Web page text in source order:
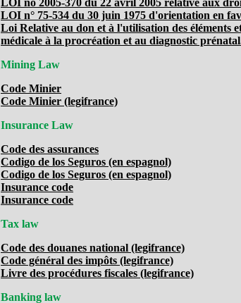
LOI no 2005-370 du 22 avril 2005 relative aux
LOI n° 75-534 du 30 juin 1975 d'orientation en
Loi Relative au don et à l'utilisation des éléments
médicale à la procréation et au diagnostic
Mining Law
Code Minier
Code Minier (legifrance)
Insurance Law
Code des assurances
Codigo de los Seguros (en espagnol)
Codigo de los Seguros (en espagnol)
Insurance code
Insurance code
Tax law
Code des douanes national (legifrance)
Code général des impôts (legifrance)
Livre des procédures fiscales (legifrance)
Banking law